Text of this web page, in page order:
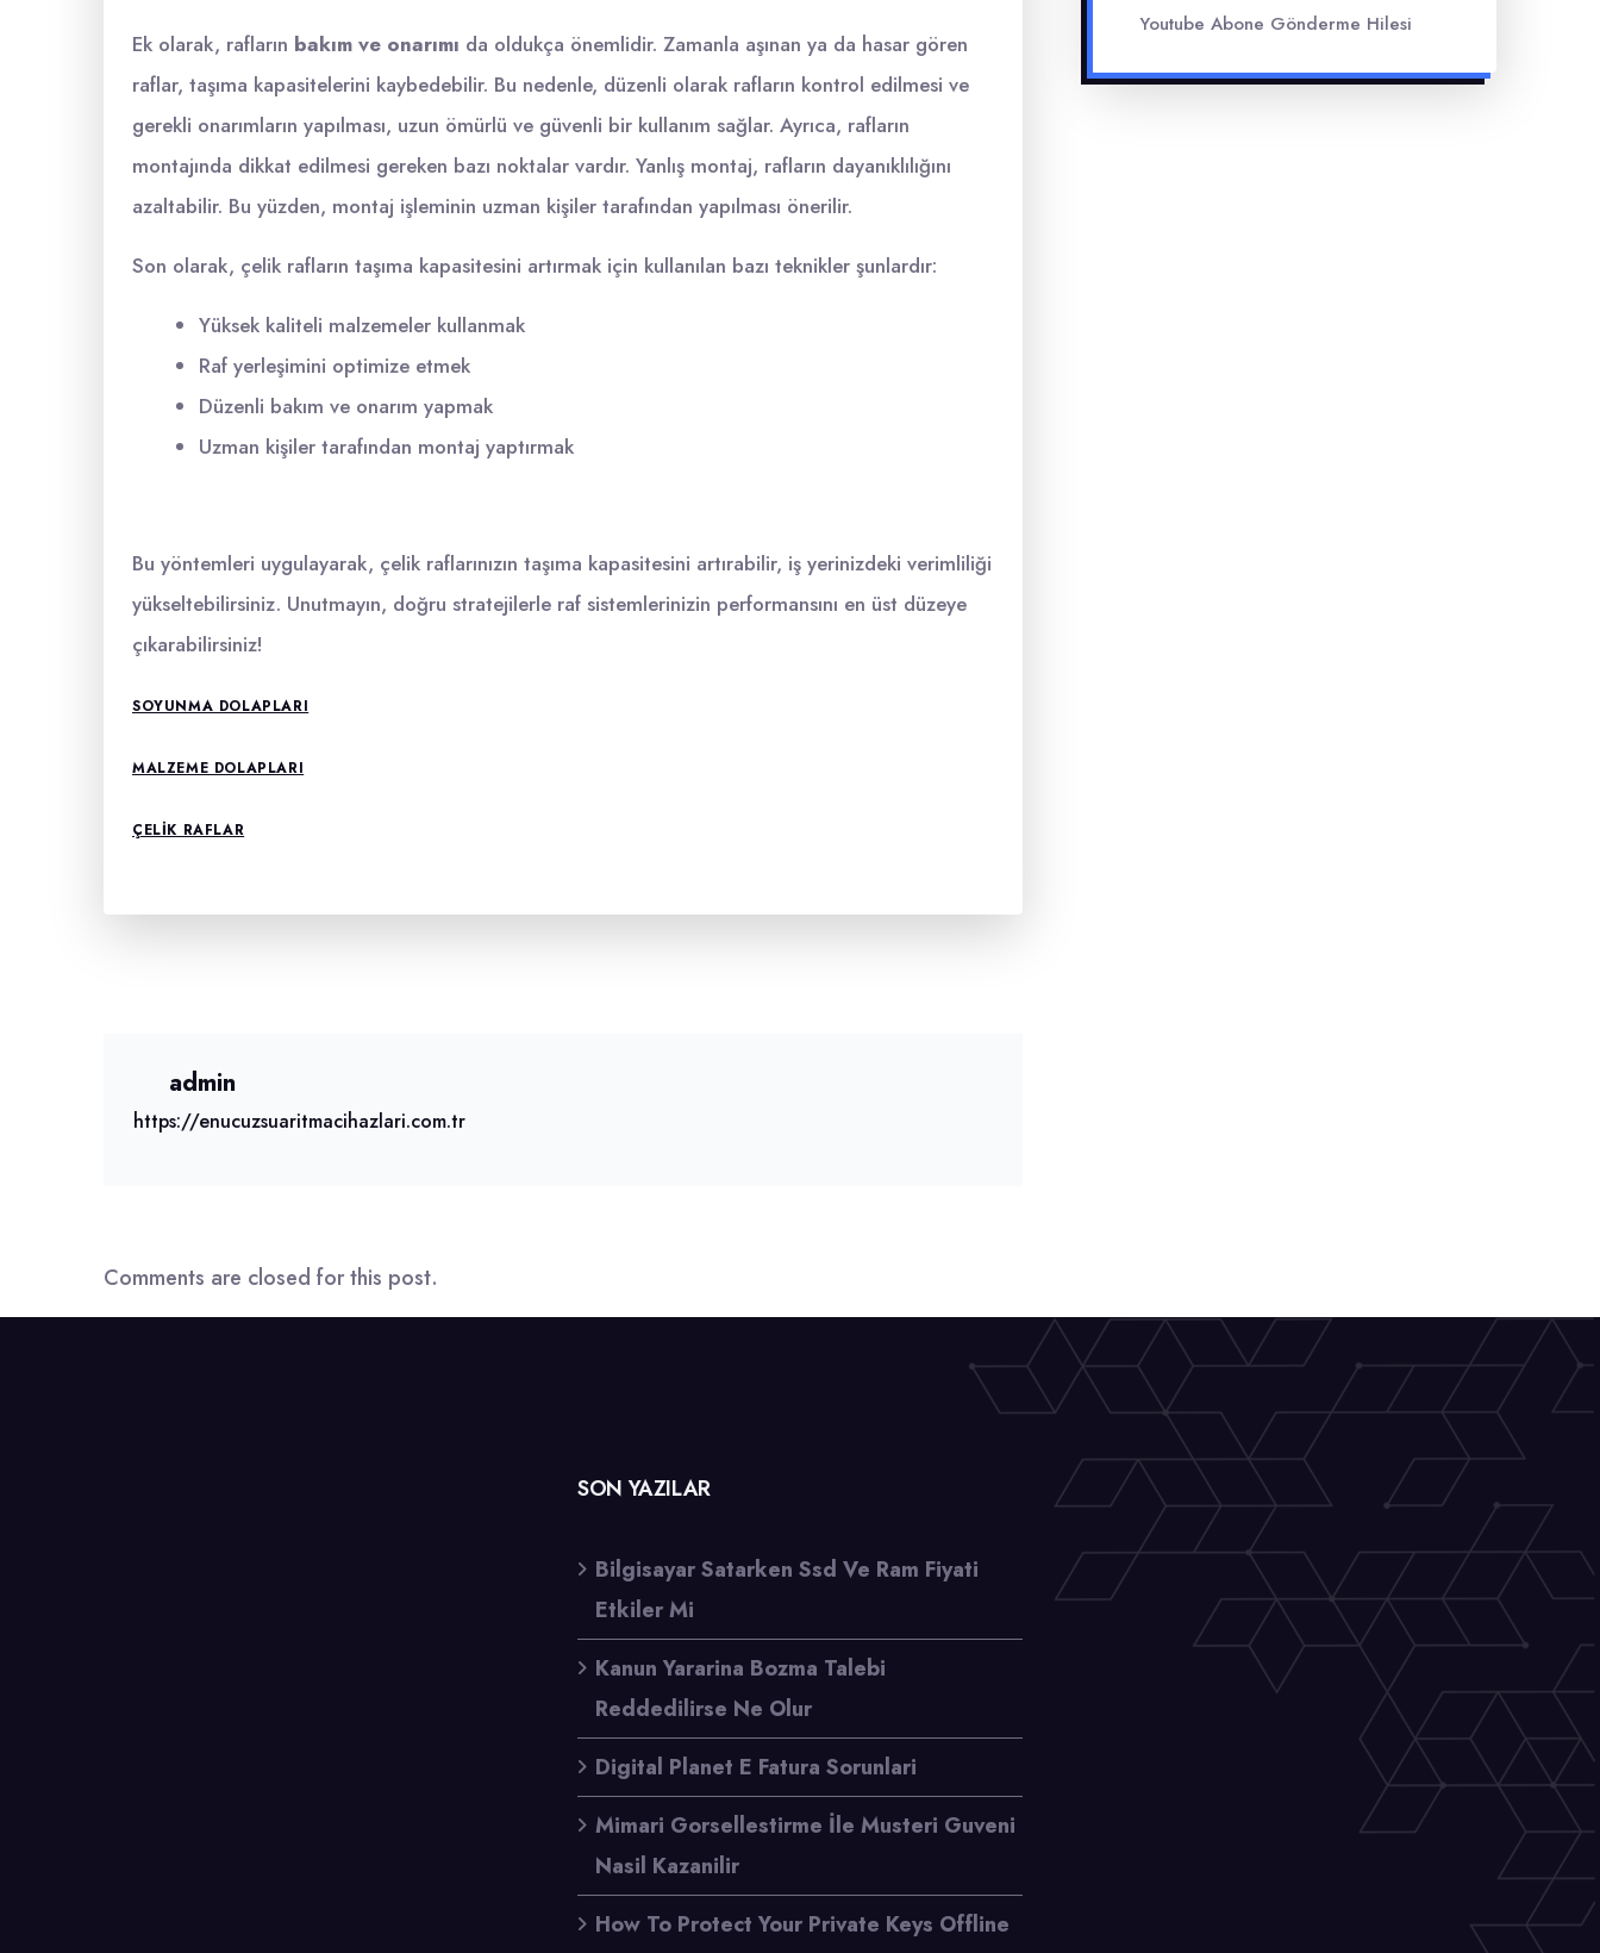
Ek olarak, rafların bakım ve onarımı da oldukça önemlidir. Zamanla aşınan ya da hasar gören
raflar, taşıma kapasitelerini kaybedebilir. Bu nedenle, düzenli olarak rafların kontrol edilmesi ve
gerekli onarımların yapılması, uzun ömürlü ve güvenli bir kullanım sağlar. Ayrıca, rafların
montajında dikkat edilmesi gereken bazı noktalar vardır. Yanlış montaj, rafların dayanıklılığını
azaltabilir. Bu yüzden, montaj işleminin uzman kişiler tarafından yapılması önerilir.
Son olarak, çelik rafların taşıma kapasitesini artırmak için kullanılan bazı teknikler şunlardır:
Yüksek kaliteli malzemeler kullanmak
Raf yerleşimini optimize etmek
Düzenli bakım ve onarım yapmak
Uzman kişiler tarafından montaj yaptırmak
Bu yöntemleri uygulayarak, çelik raflarınızın taşıma kapasitesini artırabilir, iş yerinizdeki verimliliği
yükseltebilirsiniz. Unutmayın, doğru stratejilerle raf sistemlerinizin performansını en üst düzeye
çıkarabilirsiniz!
SOYUNMA DOLAPLARI
MALZEME DOLAPLARI
ÇELIK RAFLAR
admin
https://enucuzsuaritmacihazlari.com.tr
Comments are closed for this post.
Youtube Abone Gönderme Hilesi
SON YAZILAR
Bilgisayar Satarken Ssd Ve Ram Fiyati
Etkiler Mi
Kanun Yararina Bozma Talebi
Reddedilirse Ne Olur
Digital Planet E Fatura Sorunlari
Mimari Gorsellestirme İle Musteri Guveni
Nasil Kazanilir
How To Protect Your Private Keys Offline